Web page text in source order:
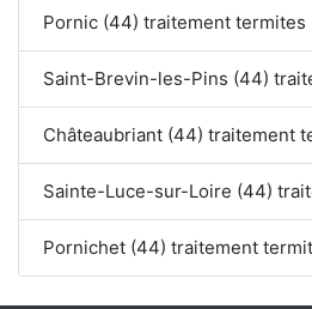
Pornic (44) traitement termites
Saint-Brevin-les-Pins (44)
Châteaubriant (44) traitement
Sainte-Luce-sur-Loire (44)
Pornichet (44) traitement